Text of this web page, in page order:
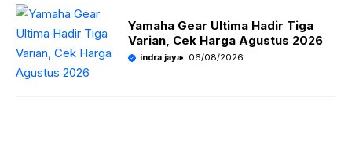
Yamaha Gear Ultima Hadir Tiga
Varian, Cek Harga Agustus 2026
indra jaya 06/08/2026